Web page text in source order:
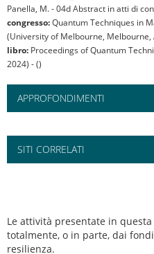
Panella, M. - 04d Abstract in atti di
congresso:Quantum Techniques in
(University of Melbourne, Melbourne,
libro: Proceedings of Quantum
2024) - ()
APPROFONDIMENTI
SITI CORRELATI
Le attività presentate in
totalmente, o in parte, dai
resilienza.